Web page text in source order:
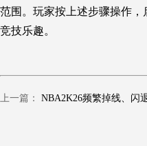
范围。玩家按上述步骤操作
竞技乐趣。
上一篇：